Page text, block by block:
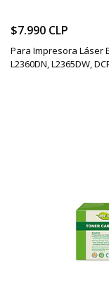
$7.990 CLP
Para Impresora Láser
L2360DN, L2365DW,